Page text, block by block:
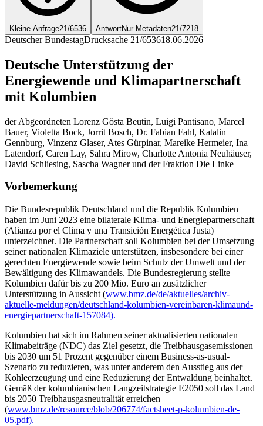
Kleine Anfrage21/6536 AntwortNur Metadaten21/7218
Deutscher BundestagDrucksache 21/653618.06.2026
Deutsche Unterstützung der
Energiewende und Klimapartnerschaft
mit Kolumbien
der Abgeordneten Lorenz Gösta Beutin, Luigi Pantisano, Marcel
Bauer, Violetta Bock, Jorrit Bosch, Dr. Fabian Fahl, Katalin
Gennburg, Vinzenz Glaser, Ates Gürpinar, Mareike Hermeier, Ina
Latendorf, Caren Lay, Sahra Mirow, Charlotte Antonia Neuhäuser,
David Schliesing, Sascha Wagner und der Fraktion Die Linke
Vorbemerkung
Die Bundesrepublik Deutschland und die Republik Kolumbien
haben im Juni 2023 eine bilaterale Klima- und Energiepartnerschaft
(Alianza por el Clima y una Transición Energética Justa)
unterzeichnet. Die Partnerschaft soll Kolumbien bei der Umsetzung
seiner nationalen Klimaziele unterstützen, insbesondere bei einer
gerechten Energiewende sowie beim Schutz der Umwelt und der
Bewältigung des Klimawandels. Die Bundesregierung stellte
Kolumbien dafür bis zu 200 Mio. Euro an zusätzlicher
Unterstützung in Aussicht (www.bmz.de/de/aktuelles/archiv-
aktuelle-meldungen/deutschland-kolumbien-vereinbaren-klimaund-
energiepartnerschaft-157084).
Kolumbien hat sich im Rahmen seiner aktualisierten nationalen
Klimabeiträge (NDC) das Ziel gesetzt, die Treibhausgasemissionen
bis 2030 um 51 Prozent gegenüber einem Business-as-usual-
Szenario zu reduzieren, was unter anderem den Ausstieg aus der
Kohleerzeugung und eine Reduzierung der Entwaldung beinhaltet.
Gemäß der kolumbianischen Langzeitstrategie E2050 soll das Land
bis 2050 Treibhausgasneutralität erreichen
(www.bmz.de/resource/blob/206774/factsheet-p-kolumbien-de-
05.pdf).